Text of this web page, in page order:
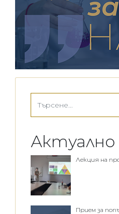
Актуално
Лекция на
Прием за